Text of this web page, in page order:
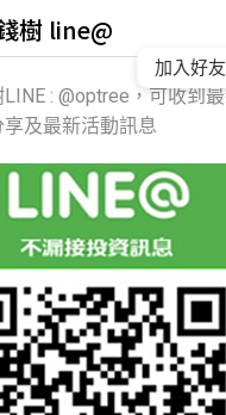
樹 line@
: @optree，可收到
及最新活動訊息
加入好友